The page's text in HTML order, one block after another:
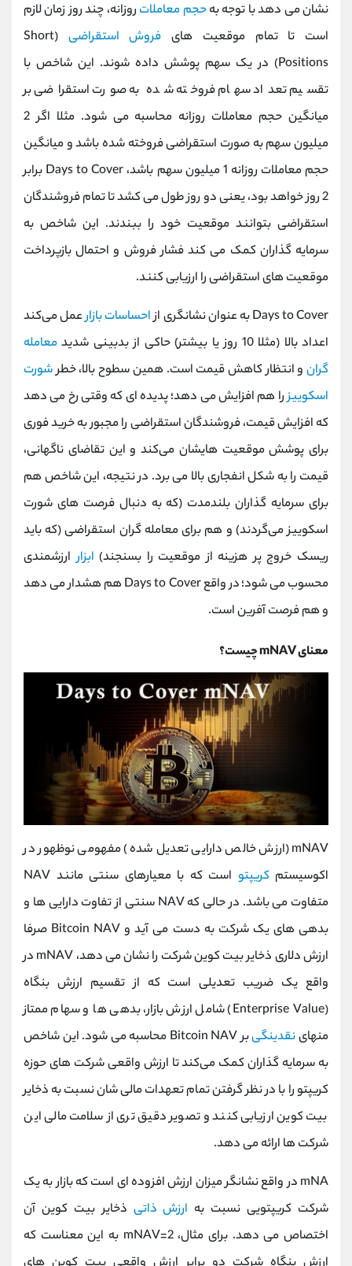
نشان می ‌دهد با توجه بهحجم معاملات روزانه، چند روز زمان لازم
است تا تمام موقعیت ‌های فروش استقراضی
(Short
Positions) در یک سهم پوشش داده شوند. این شاخص با
تقسیم تعداد سهام فروخته ‌شده به صورت استقراضی بر
میانگین حجم معاملات روزانه محاسبه می‌ شود. مثلا اگر 2
میلیون سهم به صورت استقراضی فروخته شده باشد و میانگین
حجم معاملات روزانه 1 میلیون سهم باشد، Days to Cover برابر
2 روز خواهد بود، یعنی دو روز طول می ‌کشد تا تمام فروشندگان
استقراضی بتوانند موقعیت خود را ببندند. این شاخص به
سرمایه ‌گذاران کمک می‌ کند فشار فروش و احتمال بازپرداخت
موقعیت ‌های استقراضی را ارزیابی کنند.
Days to Cover به عنوان نشانگری از
احساسات بازارعمل می‌کند
اعداد بالا (مثلا 10 روز یا بیشتر) حاکی از بدبینی شدید
معامله‌
گران و انتظار کاهش قیمت است. همین سطوح بالا، خطرشورت
اسکوییزرا هم افزایش می ‌دهد؛ پدیده ‌ای که وقتی رخ می ‌دهد
که افزایش قیمت، فروشندگان استقراضی را مجبور به خرید فوری
برای پوشش موقعیت ‌هایشان می‌کند و این تقاضای ناگهانی،
قیمت را به شکل انفجاری بالا می ‌برد. در نتیجه، این شاخص هم
برای سرمایه ‌گذاران بلندمدت (که به دنبال فرصت ‌های شورت
اسکوییز می‌گردند) و هم برای معامله‌ گران استقراضی (که باید
ریسک خروج پر هزینه از موقعیت را بسنجند) ابزارارزشمندی
محسوب می ‌شود؛ در واقع Days to Cover هم هشدار می ‌دهد
و هم فرصت ‌آفرین است.
معنای mNAV چیست؟
mNAV (ارزش خالص دارایی تعدیل‌ شده) مفهومی نوظهور در
اکوسیستمکریپتو
است که با معیارهای سنتی مانند NAV
متفاوت می ‌باشد. در حالی که NAV سنتی از تفاوت دارایی ‌ها و
بدهی ‌های یک شرکت به دست می ‌آید و Bitcoin NAV صرفا
ارزش دلاری ذخایر بیت ‌کوین شرکت را نشان می ‌دهد، mNAV در
واقع یک ضریب تعدیلی است که از تقسیم ارزش بنگاه
(Enterprise Value) شامل ارزش بازار، بدهی ‌ها و سهام ممتاز
منهاینقدینگی
بر Bitcoin NAV محاسبه می ‌شود. این شاخص
به سرمایه ‌گذاران کمک می‌کند تا ارزش واقعی شرکت ‌های حوزه
کریپتو را با در نظر گرفتن تمام تعهدات مالی ‌شان نسبت به ذخایر
بیت‌ کوین ارزیابی کنند و تصویر دقیق ‌تری از سلامت مالی این
شرکت ‌ها ارائه می ‌دهد.
mNA در واقع نشانگر میزان ارزش افزوده ‌ای است که بازار به یک
شرکت کریپتویی نسبت به ارزش ذاتی ذخایر بیت‌ کوین آن
اختصاص می ‌دهد. برای مثال، mNAV=2 به این معناست که